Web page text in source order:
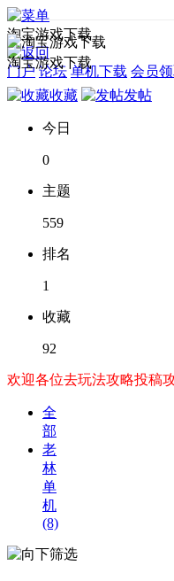
淘宝游戏下载
门户 论坛 单机下载 会员
淘宝游戏下载
收藏 发帖
今日
0
主题
559
排名
1
收藏
92
欢迎各位去玩法攻略投稿
全
部
老
林
单
机
(8)
筛选